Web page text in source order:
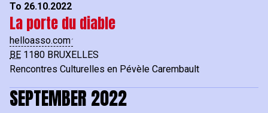
To 26.10.2022
La porte du diable
helloasso.com
BE 1180 BRUXELLES
Rencontres Culturelles en Pévèle Carembault
SEPTEMBER 2022